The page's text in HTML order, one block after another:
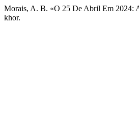
Morais, A. B. «O 25 De Abril Em 2024:
khor.